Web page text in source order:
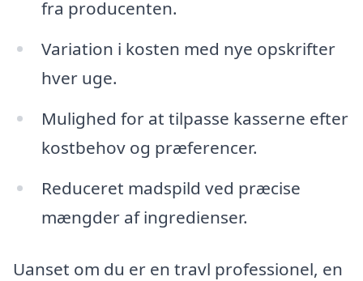
fra producenten.
Variation i kosten med nye opskrifter
hver uge.
Mulighed for at tilpasse kasserne efter
kostbehov og præferencer.
Reduceret madspild ved præcise
mængder af ingredienser.
Uanset om du er en travl professionel, en